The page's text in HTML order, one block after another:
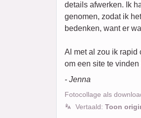
details afwerken. Ik
genomen, zodat ik
bedenken, want er
Al met al zou ik rapid
om een site te
- Jenna
Fotocollage als
Vertaald: Toon